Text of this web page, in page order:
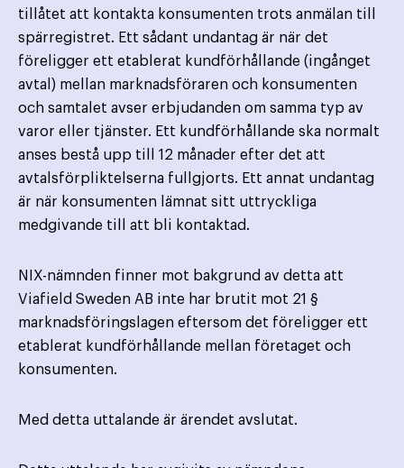
tillåtet att kontakta konsumenten trots anmälan till
spärregistret. Ett sådant undantag är när det
föreligger ett etablerat kundförhållande (ingånget
avtal) mellan marknads­föraren och konsumenten
och samtalet avser erbjudanden om samma typ av
varor eller tjänster. Ett kund­förhållande ska normalt
anses bestå upp till 12 månader efter det att
avtalsförpliktelserna fullgjorts. Ett annat undantag
är när konsumenten lämnat sitt uttryckliga
medgivande till att bli kontaktad.
NIX-nämnden finner mot bakgrund av detta att
Viafield Sweden AB inte har brutit mot 21 §
marknadsföringslagen eftersom det föreligger ett
etablerat kundförhållande mellan företaget och
konsumenten.
Med detta uttalande är ärendet avslutat.